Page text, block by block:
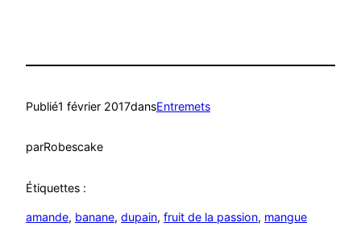
Publié1 février 2017dansEntremets
parRobescake
Étiquettes :
amande, banane, dupain, fruit de la passion, mangue